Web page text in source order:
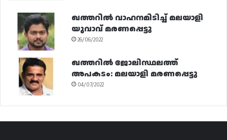
ഖത്തറിൽ വാഹനമിടിച്ച് മലയാളി
യുവാവ് മരണപ്പെട്ടു
26/06/2022
ഖത്തറിൽ ജോലിസ്ഥലത്ത്
അപകടം: മലയാളി മരണപ്പെട്ടു
04/07/2022